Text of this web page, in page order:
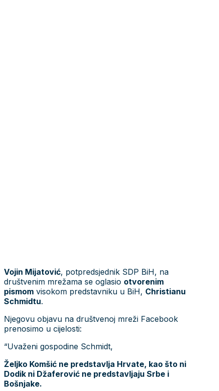
Vojin Mijatović, potpredsjednik SDP BiH, na
društvenim mrežama se oglasio otvorenim
pismom visokom predstavniku u BiH, Christianu
Schmidtu.
Njegovu objavu na društvenoj mreži Facebook
prenosimo u cijelosti:
“Uvaženi gospodine Schmidt,
Željko Komšić ne predstavlja Hrvate, kao što ni
Dodik ni Džaferović ne predstavljaju Srbe i
Bošnjake.